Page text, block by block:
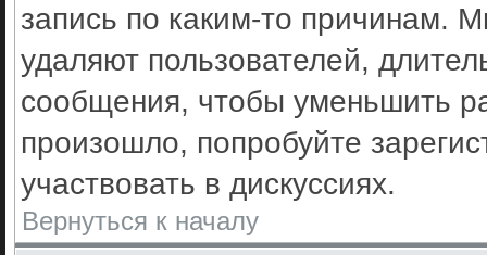
запись по каким-то причинам.
удаляют пользователей,
сообщения, чтобы уменьшить
произошло, попробуйте
участвовать в дискуссиях.
Вернуться к началу